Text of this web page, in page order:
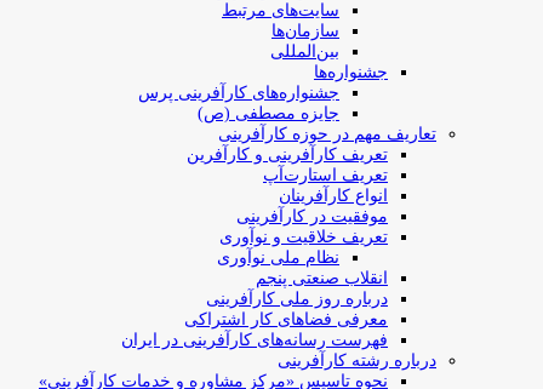
سایت‌های مرتبط
سازمان‌ها
بین‌المللی
جشنواره‌ها
جشنواره‌های کارآفرینی‌ پرس
جایزه مصطفی (ص)
تعاریف مهم در حوزه کارآفرینی
تعریف کارآفرینی و کارآفرین
تعریف استارت‌آپ
انواع کارآفرینان
موفقیت در کارآفرینی
تعریف خلاقیت و نوآوری
نظام ملی نوآوری
انقلاب صنعتی پنجم
درباره روز ملی کارآفرینی
معرفی فضاهای کار اشتراکی
فهرست رسانه‌های کارآفرینی در ایران
درباره رشته کارآفرینی
نحوه تاسیس «مرکز مشاوره و خدمات کارآفرینی»